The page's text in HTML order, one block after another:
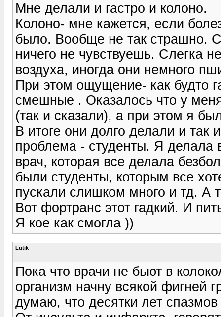
Мне делали и гастро и колоно.
Колоно- мне кажется, если
было. Вообще не так страшно.
ничего не чувствуешь. Слегка
воздуха, иногда они немного
При этом ощущение- как будто
смешные . Оказалось что у
(так и сказали), а при этом я
В итоге они долго делали и
проблема - студенты. Я делала
врач, которая все делала
были студенты, которым все
пускали слишком много и тд. А
Вот фортранс этот гадкий. И
Я кое как смогла ))
Lutik
Пока что врачи не бьют в
организм начну всякой фигней
думаю, что десятки лет